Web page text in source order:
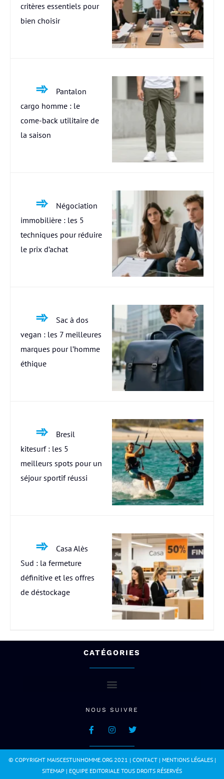
critères essentiels pour
bien choisir
Pantalon
cargo homme : le
come-back utilitaire de
la saison
Négociation
immobilière : les 5
techniques pour réduire
le prix d’achat
Sac à dos
vegan : les 7 meilleures
marques pour l’homme
éthique
Bresil
kitesurf : les 5
meilleurs spots pour un
séjour sportif réussi
Casa Alès
Sud : la fermeture
définitive et les offres
de déstockage
CATÉGORIES
NOUS SUIVRE
© COPYRIGHT MAISCESTUNHOMME.ORG 2021 | CONTACT| MENTIONS LÉGALES|
SITEMAP | EQUIPE EDITORIALE TOUS DROITS RÉSERVÉS